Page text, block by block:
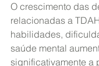
O crescimento das
relacionadas a
habilidades,
saúde mental
significativamente a